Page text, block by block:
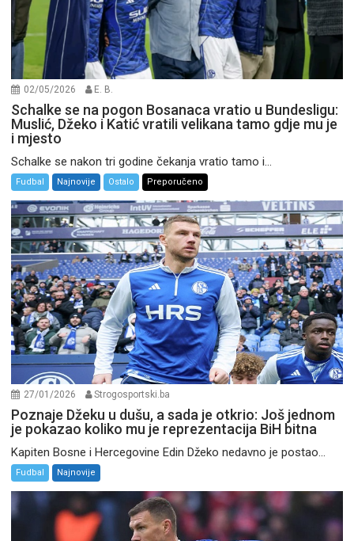
02/05/2026 E. B.
Schalke se na pogon Bosanaca vratio u Bundesligu:
Muslić, Džeko i Katić vratili velikana tamo gdje mu je
i mjesto
Schalke se nakon tri godine čekanja vratio tamo i...
Fudbal Najnovije Ostalo Preporučeno
27/01/2026 Strogosportski.ba
Poznaje Džeku u dušu, a sada je otkrio: Još jednom
je pokazao koliko mu je reprezentacija BiH bitna
Kapiten Bosne i Hercegovine Edin Džeko nedavno je postao...
Fudbal Najnovije